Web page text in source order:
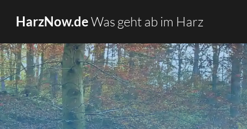
HarzNow.deWas geht ab im Harz